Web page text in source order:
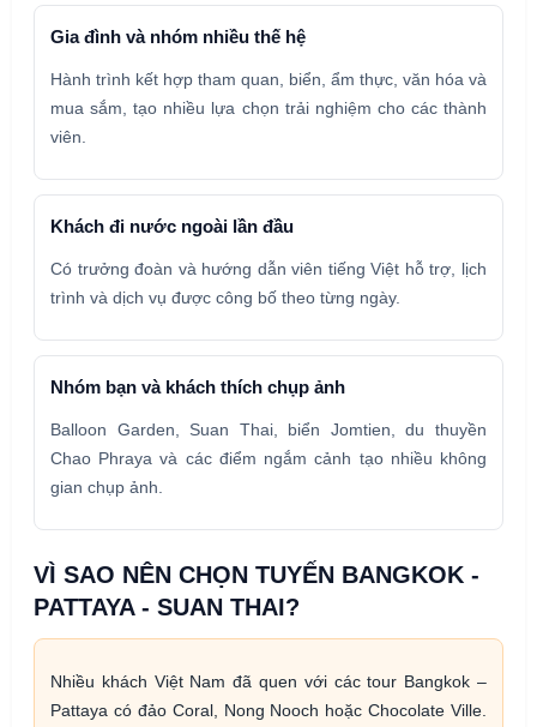
Gia đình và nhóm nhiều thế hệ
Hành trình kết hợp tham quan, biển, ẩm thực, văn hóa và
mua sắm, tạo nhiều lựa chọn trải nghiệm cho các thành
viên.
Khách đi nước ngoài lần đầu
Có trưởng đoàn và hướng dẫn viên tiếng Việt hỗ trợ, lịch
trình và dịch vụ được công bố theo từng ngày.
Nhóm bạn và khách thích chụp ảnh
Balloon Garden, Suan Thai, biển Jomtien, du thuyền
Chao Phraya và các điểm ngắm cảnh tạo nhiều không
gian chụp ảnh.
VÌ SAO NÊN CHỌN TUYẾN BANGKOK -
PATTAYA - SUAN THAI?
Nhiều khách Việt Nam đã quen với các tour Bangkok –
Pattaya có đảo Coral, Nong Nooch hoặc Chocolate Ville.